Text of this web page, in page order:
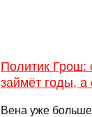
Политик Грош:
займёт годы, а
Вена уже больше